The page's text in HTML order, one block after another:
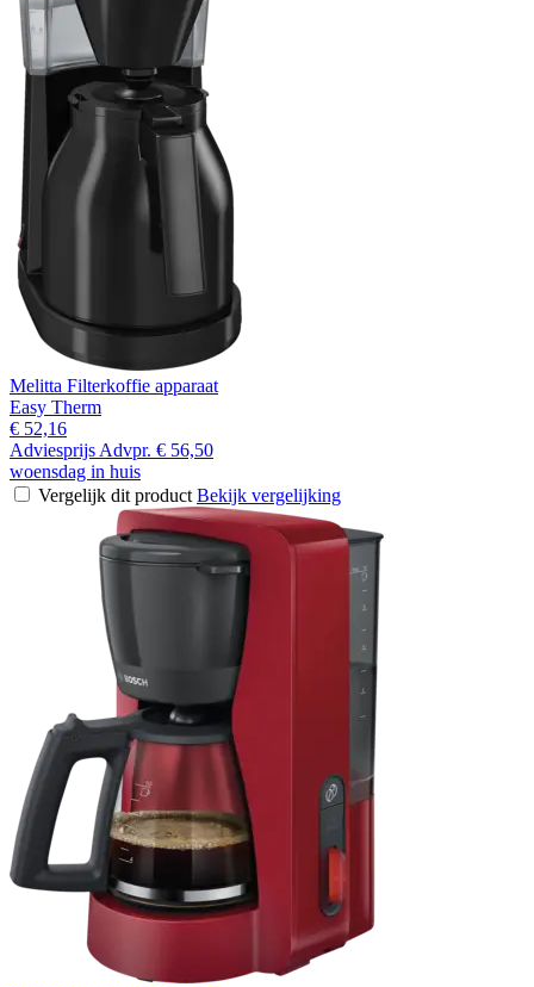
Melitta Filterkoffie apparaat
Easy Therm
€ 52,16
Adviesprijs Advpr. € 56,50
woensdag in huis
Vergelijk dit product Bekijk vergelijking